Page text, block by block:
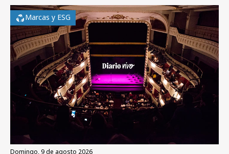
Marcas y ESG
domingo, 9 de agosto 2026